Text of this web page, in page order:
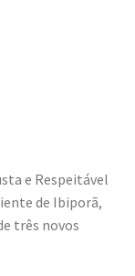
e Respeitável
de Ibiporã,
três novos